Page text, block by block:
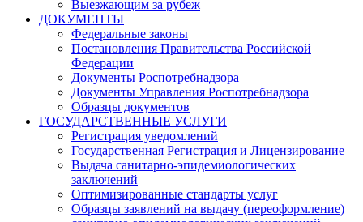
Выезжающим за рубеж
ДОКУМЕНТЫ
Федеральные законы
Постановления Правительства Российской
Федерации
Документы Роспотребнадзора
Документы Управления Роспотребнадзора
Образцы документов
ГОСУДАРСТВЕННЫЕ УСЛУГИ
Регистрация уведомлений
Государственная Регистрация и Лицензирование
Выдача санитарно-эпидемиологических
заключений
Оптимизированные стандарты услуг
Образцы заявлений на выдачу (переоформление)